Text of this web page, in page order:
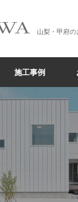
山梨・甲府
施工事例